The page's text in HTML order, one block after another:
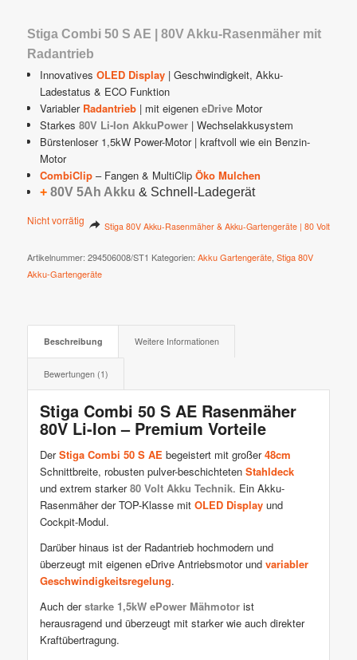
Stiga Combi 50 S AE | 80V Akku-Rasenmäher mit
Radantrieb
InnovativesOLED Display | Geschwindigkeit, Akku-
Ladestatus & ECO Funktion
Variabler Radantrieb | mit eigeneneDrive Motor
Starkes80V Li-Ion AkkuPower | Wechselakkusystem
Bürstenloser 1,5kW Power-Motor | kraftvoll wie ein Benzin-
Motor
CombiClip – Fangen & MultiClipÖko Mulchen
+ 80V 5Ah Akku & Schnell-Ladegerät
Stiga 80V Akku-Rasenmäher & Akku-Gartengeräte | 80 Volt
Nicht vorrätig
Artikelnummer: 294506008/ST1 Kategorien: Akku Gartengeräte, Stiga 80V
Akku-Gartengeräte
Beschreibung Weitere Informationen
Bewertungen (1)
Stiga Combi 50 S AE Rasenmäher
80V Li-Ion – Premium Vorteile
DerStiga Combi 50 S AEbegeistert mit großer48cm
Schnittbreite, robusten pulver-beschichteten Stahldeck
und extrem starker80 Volt Akku Technik. Ein Akku-
Rasenmäher der TOP-Klasse mit OLED Displayund
Cockpit-Modul.
Darüber hinaus ist der Radantrieb hochmodern und
überzeugt mit eigenen eDrive Antriebsmotor und variabler
Geschwindigkeitsregelung.
Auch derstarke 1,5kW ePower Mähmotorist
herausragend und überzeugt mit starker wie auch direkter
Kraftübertragung.